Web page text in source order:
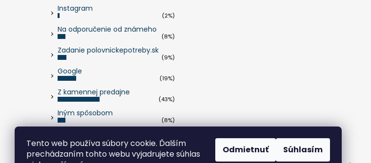
Tento web používa súbory cookie. Ďalším
prechádzaním tohto webu vyjadrujete súhlas
Odmietnuť Súhlasím
Instagram
(2%)
Na odporučenie od známeho
(8%)
Zadanie polovnickepotreby.sk
(9%)
Google
(19%)
Z kamennej predajne
(43%)
Iným spôsobom
(8%)